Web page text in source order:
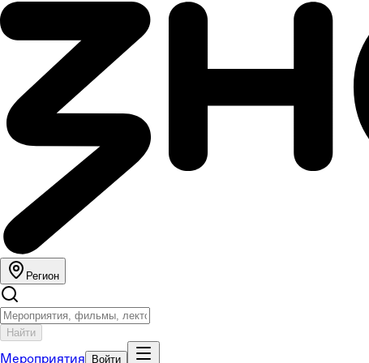
Регион
Найти
Мероприятия Войти